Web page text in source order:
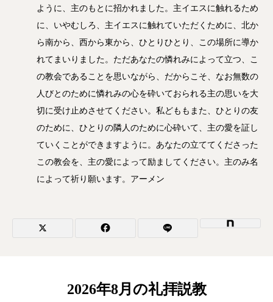
ように、主のもとに招かれました。主イエスに触れるため
に、いやむしろ、主イエスに触れていただくために、北か
ら南から、西から東から、ひとりひとり、この場所に導か
れてまいりました。ただあなたの憐れみによって立つ、こ
の教会であることを思いながら、だからこそ、なお無数の
人びとのために憐れみの心を砕いておられる主の思いを大
切に受け止めさせてください。私どももまた、ひとりの友
のために、ひとりの隣人のために心砕いて、主の愛を証し
ていくことができますように。あなたの立ててくださった
この教会を、主の愛によって励ましてください。主のみ名
によって祈り願います。アーメン
2026年8月の礼拝説教